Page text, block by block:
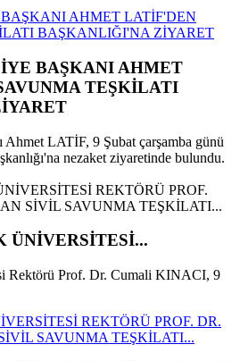
AHMET LATİF'DEN
BAŞKANLIĞI'NA ZİYARET
BAŞKANI AHMET
TEŞKİLATI
Ahmet LATİF, 9 Şubat çarşamba günü
nezaket ziyaretinde bulundu.
ÜNİVERSİTESİ...
Rektörü Prof. Dr. Cumali KINACI, 9
REKTÖRÜ PROF. DR.
SAVUNMA TEŞKİLATI...